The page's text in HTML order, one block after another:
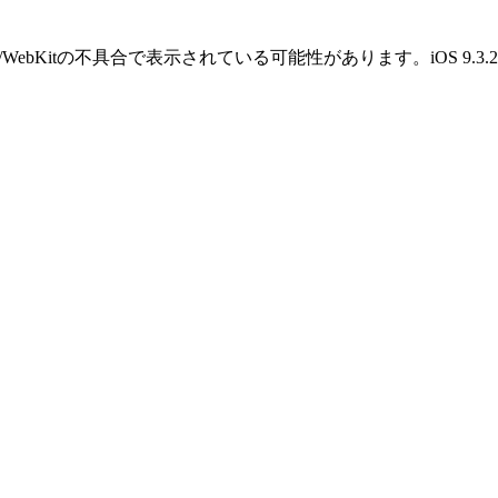
の不具合で表示されている可能性があります。iOS